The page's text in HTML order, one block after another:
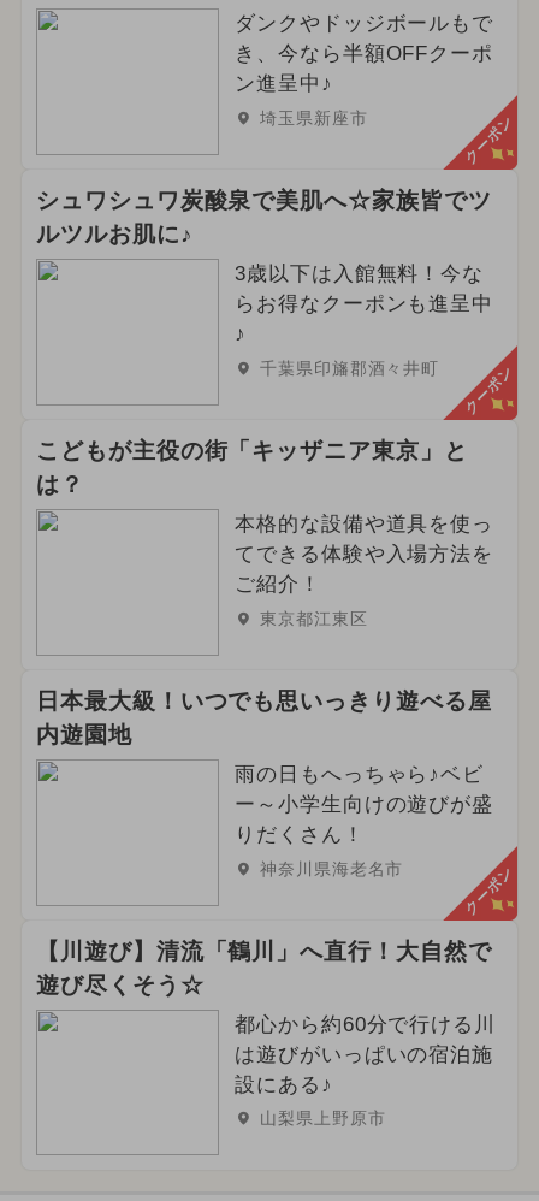
ダンクやドッジボールもで
き、今なら半額OFFクーポ
ン進呈中♪
埼玉県新座市 クーポン
シュワシュワ炭酸泉で美肌へ☆家族皆でツ
ルツルお肌に♪
3歳以下は入館無料！今な
らお得なクーポンも進呈中
♪
千葉県印旛郡酒々井町 クーポン
こどもが主役の街「キッザニア東京」と
は？
本格的な設備や道具を使っ
てできる体験や入場方法を
ご紹介！
東京都江東区
日本最大級！いつでも思いっきり遊べる屋
内遊園地
雨の日もへっちゃら♪ベビ
ー～小学生向けの遊びが盛
りだくさん！
神奈川県海老名市 クーポン
【川遊び】清流「鶴川」へ直行！大自然で
遊び尽くそう☆
都心から約60分で行ける川
は遊びがいっぱいの宿泊施
設にある♪
山梨県上野原市